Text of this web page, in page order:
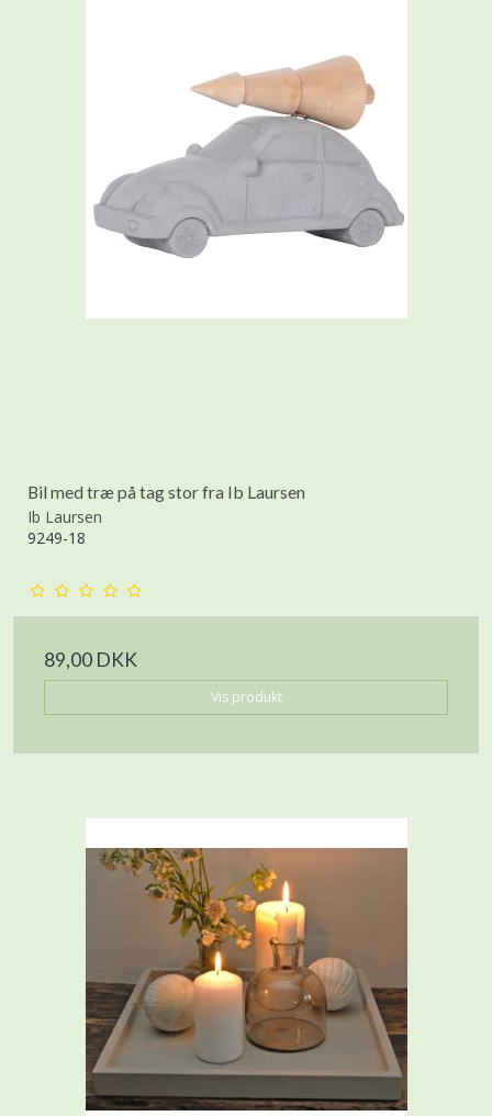
Bil med træ på tag stor fra Ib Laursen
Ib Laursen
9249-18
89,00 DKK
Vis produkt